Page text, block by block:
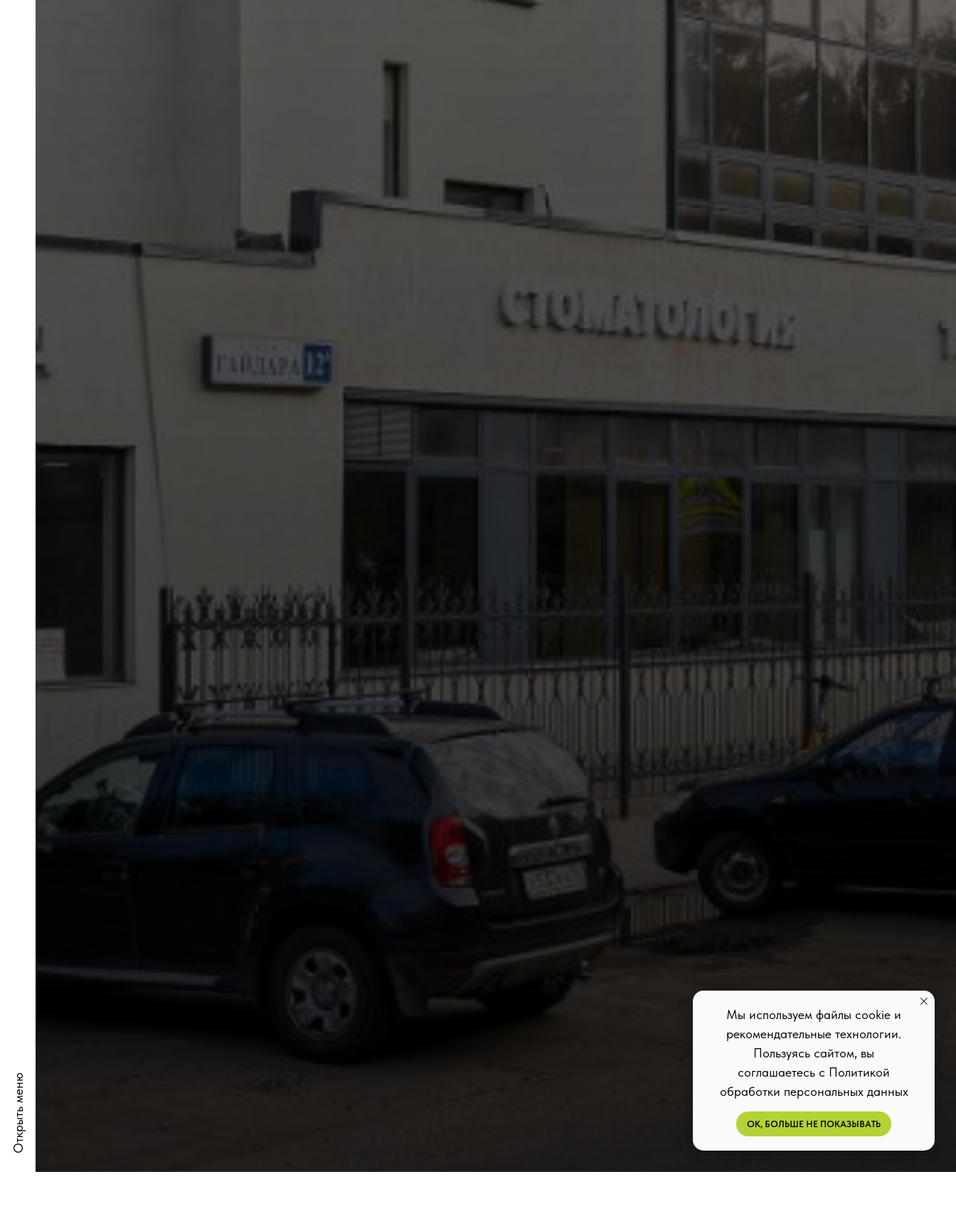
Открыть меню
Мы используем файлы cookie и
рекомендательные технологии.
Пользуясь сайтом, вы
соглашаетесь с Политикой
обработки персональных данных
ОК, БОЛЬШЕ НЕ ПОКАЗЫВАТЬ